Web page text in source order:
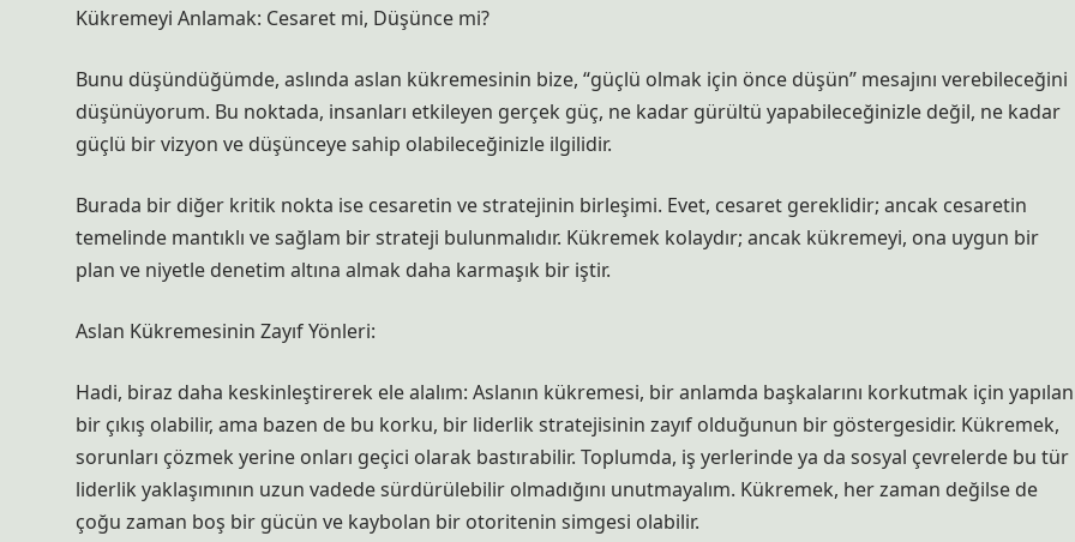
Kükremeyi Anlamak: Cesaret mi, Düşünce mi?
Bunu düşündüğümde, aslında aslan kükremesinin bize, “güçlü olmak için önce düşün” mesajını verebileceğini
düşünüyorum. Bu noktada, insanları etkileyen gerçek güç, ne kadar gürültü yapabileceğinizle değil, ne kadar
güçlü bir vizyon ve düşünceye sahip olabileceğinizle ilgilidir.
Burada bir diğer kritik nokta ise cesaretin ve stratejinin birleşimi. Evet, cesaret gereklidir; ancak cesaretin
temelinde mantıklı ve sağlam bir strateji bulunmalıdır. Kükremek kolaydır; ancak kükremeyi, ona uygun bir
plan ve niyetle denetim altına almak daha karmaşık bir iştir.
Aslan Kükremesinin Zayıf Yönleri:
Hadi, biraz daha keskinleştirerek ele alalım: Aslanın kükremesi, bir anlamda başkalarını korkutmak için yapılan
bir çıkış olabilir, ama bazen de bu korku, bir liderlik stratejisinin zayıf olduğunun bir göstergesidir. Kükremek,
sorunları çözmek yerine onları geçici olarak bastırabilir. Toplumda, iş yerlerinde ya da sosyal çevrelerde bu tür
liderlik yaklaşımının uzun vadede sürdürülebilir olmadığını unutmayalım. Kükremek, her zaman değilse de
çoğu zaman boş bir gücün ve kaybolan bir otoritenin simgesi olabilir.